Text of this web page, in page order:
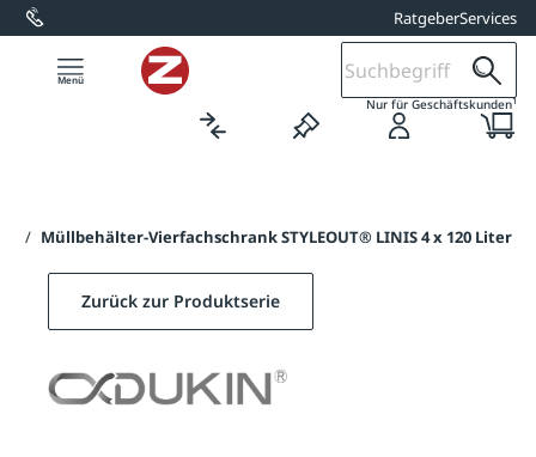
springen RatgeberServices
Nur für Geschäftskunden1
/ Müllbehälter-Vierfachschrank STYLEOUT® LINIS 4 x 120 Liter
Zurück zur Produktserie